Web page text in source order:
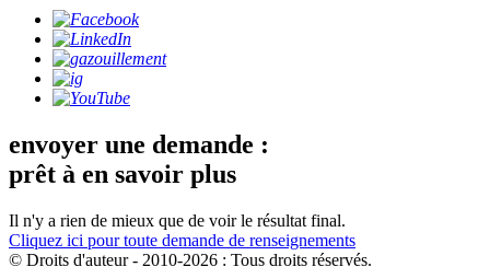
envoyer une demande :
prêt à en savoir plus
Il n'y a rien de mieux que de voir le résultat final.
Cliquez ici pour toute demande de renseignements
© Droits d'auteur - 2010-2026 : Tous droits réservés.